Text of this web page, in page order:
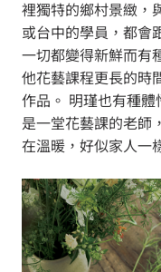
裡獨特的鄉村景緻，
或台中的學員，都會
一切都變得新鮮而有
他花藝課程更長的時
作品。 明瑾也有種
是一堂花藝課的老師
在溫暖，好似家人一